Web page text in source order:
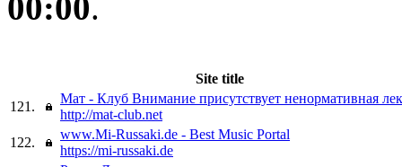
Site title
121.
Мат - Клуб Внимание присутствует ненормативная
http://mat-club.net
122.
www.Mi-Russaki.de - Best Music Portal
https://mi-russaki.de